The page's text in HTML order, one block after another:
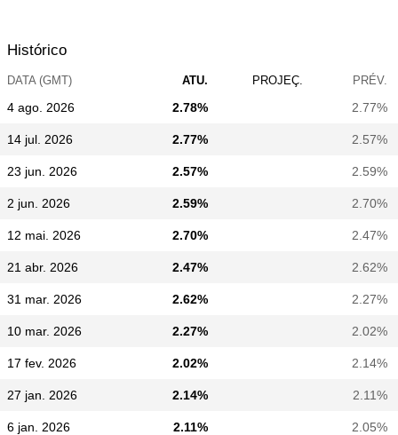
Histórico
DATA (GMT) ATU. PROJEÇ. PRÉV.
4 ago. 2026 2.78% 2.77%
14 jul. 2026 2.77% 2.57%
23 jun. 2026 2.57% 2.59%
2 jun. 2026 2.59% 2.70%
12 mai. 2026 2.70% 2.47%
21 abr. 2026 2.47% 2.62%
31 mar. 2026 2.62% 2.27%
10 mar. 2026 2.27% 2.02%
17 fev. 2026 2.02% 2.14%
27 jan. 2026 2.14% 2.11%
6 jan. 2026 2.11% 2.05%